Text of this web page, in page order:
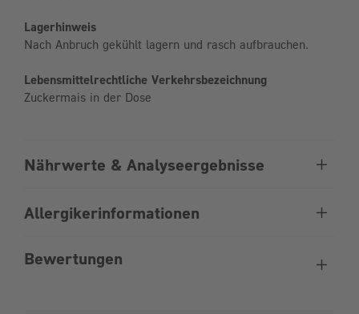
Lagerhinweis
Nach Anbruch gekühlt lagern und rasch aufbrauchen.
Lebensmittelrechtliche Verkehrsbezeichnung
Zuckermais in der Dose
Nährwerte & Analyseergebnisse
Allergikerinformationen
Bewertungen